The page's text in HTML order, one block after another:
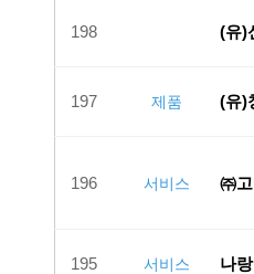
198 (유)
197 제품 (유)
196 서비스 ㈜
195 서비스 나